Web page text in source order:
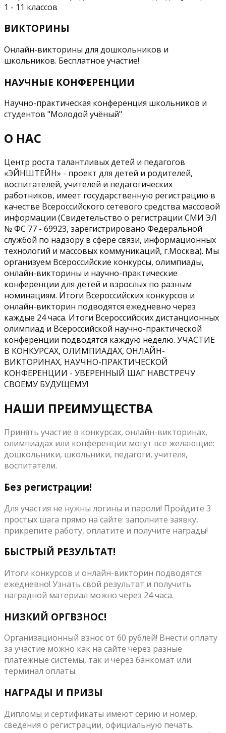
1 - 11 классов
ВИКТОРИНЫ
Онлайн-викторины для дошкольников и
школьников. Бесплатное участие!
НАУЧНЫЕ КОНФЕРЕНЦИИ
Научно-практическая конференция школьников и
студентов "Молодой учёный"
О НАС
Центр роста талантливых детей и педагогов
«ЭЙНШТЕЙН» - проект для детей и родителей,
воспитателей, учителей и педагогических
работников, имеет государственную регистрацию в
качестве Всероссийского сетевого средства массовой
информации (Свидетельство о регистрации СМИ ЭЛ
№ ФС 77 - 69923, зарегистрировано Федеральной
службой по надзору в сфере связи, информационных
технологий и массовых коммуникаций, г.Москва). Мы
организуем Всероссийские конкурсы, олимпиады,
онлайн-викторины и научно-практические
конференции для детей и взрослых по разным
номинациям. Итоги Всероссийских конкурсов и
онлайн-викторин подводятся ежедневно через
каждые 24 часа. Итоги Всероссийских дистанционных
олимпиад и Всероссийской научно-практической
конференции подводятся каждую неделю. УЧАСТИЕ
В КОНКУРСАХ, ОЛИМПИАДАХ, ОНЛАЙН-
ВИКТОРИНАХ, НАУЧНО-ПРАКТИЧЕСКОЙ
КОНФЕРЕНЦИИ - УВЕРЕННЫЙ ШАГ НАВСТРЕЧУ
СВОЕМУ БУДУЩЕМУ!
НАШИ ПРЕИМУЩЕСТВА
Принять участие в конкурсах, онлайн-викторинах,
олимпиадах или конференции могут все желающие:
дошкольники, школьники, педагоги, учителя,
воспитатели.
Без регистрации!
Для участия не нужны логины и пароли! Пройдите 3
простых шага прямо на сайте: заполните заявку,
прикрепите работу, оплатите и получите награды!
БЫСТРЫЙ РЕЗУЛЬТАТ!
Итоги конкурсов и онлайн-викторин подводятся
ежедневно! Узнать свой результат и получить
наградной материал можно через 24 часа.
НИЗКИЙ ОРГВЗНОС!
Организационный взнос от 60 рублей! Внести оплату
за участие можно как на сайте через разные
платежные системы, так и через банкомат или
терминал оплаты.
НАГРАДЫ И ПРИЗЫ
Дипломы и сертификаты имеют серию и номер,
сведения о регистрации, официальную печать.